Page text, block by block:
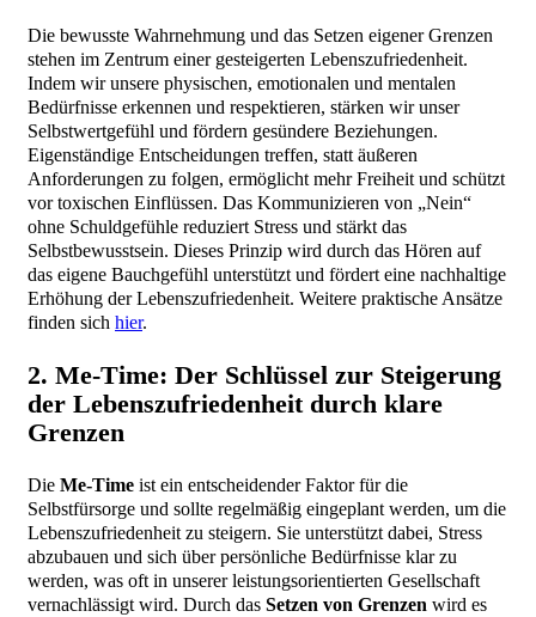
Die bewusste Wahrnehmung und das Setzen eigener Grenzen
stehen im Zentrum einer gesteigerten Lebenszufriedenheit.
Indem wir unsere physischen, emotionalen und mentalen
Bedürfnisse erkennen und respektieren, stärken wir unser
Selbstwertgefühl und fördern gesündere Beziehungen.
Eigenständige Entscheidungen treffen, statt äußeren
Anforderungen zu folgen, ermöglicht mehr Freiheit und schützt
vor toxischen Einflüssen. Das Kommunizieren von „Nein“
ohne Schuldgefühle reduziert Stress und stärkt das
Selbstbewusstsein. Dieses Prinzip wird durch das Hören auf
das eigene Bauchgefühl unterstützt und fördert eine nachhaltige
Erhöhung der Lebenszufriedenheit. Weitere praktische Ansätze
finden sich hier.
2. Me-Time: Der Schlüssel zur Steigerung
der Lebenszufriedenheit durch klare
Grenzen
Die Me-Time ist ein entscheidender Faktor für die
Selbstfürsorge und sollte regelmäßig eingeplant werden, um die
Lebenszufriedenheit zu steigern. Sie unterstützt dabei, Stress
abzubauen und sich über persönliche Bedürfnisse klar zu
werden, was oft in unserer leistungsorientierten Gesellschaft
vernachlässigt wird. Durch das Setzen von Grenzen wird es